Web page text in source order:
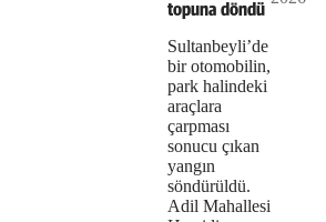
loaded,
topuna döndü
Sultanbeyli’de
bir otomobilin,
park halindeki
araçlara
çarpması
sonucu çıkan
yangın
söndürüldü.
Adil Mahallesi